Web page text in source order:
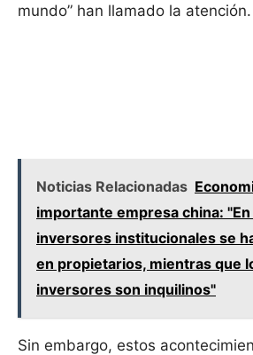
mundo” han llamado la atención.
Noticias Relacionadas
importante empresa china:
inversores institucionales se
en propietarios, mientras que
inversores son inquilinos"
Sin embargo, estos